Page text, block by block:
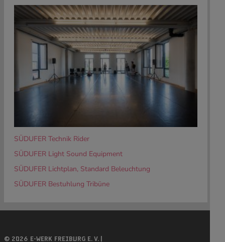
SÜDUFER Technik Rider
SÜDUFER Light Sound Equipment
SÜDUFER Lichtplan, Standard Beleuchtung
SÜDUFER Bestuhlung Tribüne
© 2026 E-WERK FREIBURG E. V. |